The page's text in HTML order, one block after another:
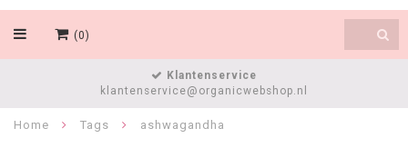
(0)
Klantenservice
klantenservice@organicwebshop.nl
Home Tags ashwagandha